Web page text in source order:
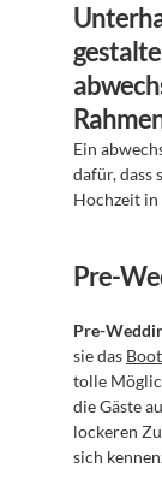
Ein
dafür, dass
Hochzeit in
Pre-
Pre-
sie das
tolle
die Gäste
lockeren
sich